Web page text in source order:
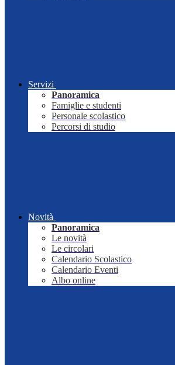
Servizi
Panoramica
Famiglie e studenti
Personale scolastico
Percorsi di studio
Novità
Panoramica
Le novità
Le circolari
Calendario Scolastico
Calendario Eventi
Albo online